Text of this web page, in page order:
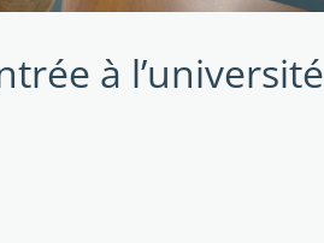
à l’université